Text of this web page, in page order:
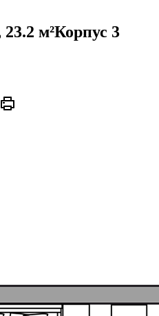
м²Корпус 3